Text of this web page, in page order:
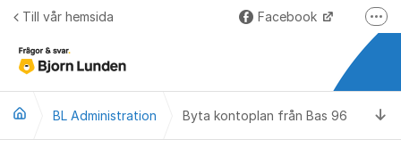
Hoppa till innehåll
Till vår hemsida Facebook
Björnkoll – Blogg
BL Administration Byta kontoplan från Bas 96